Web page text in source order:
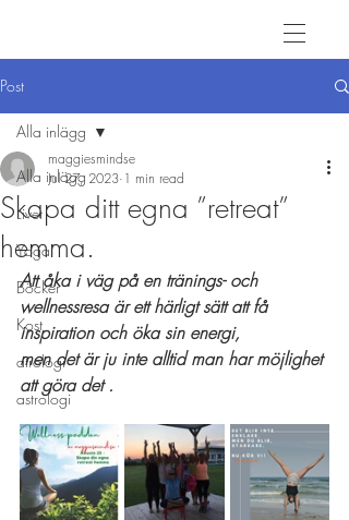
Post
Alla inlägg
Livet
Yoga
Böcker
Kost
atrologi
astrologi
Alla inlägg
Skapa ditt egna ”retreat”
hemma.
maggiesmindse
Jul 27, 2023 1 min read
Att åka i väg på en tränings- och
wellnessresa är ett härligt sätt att få
inspiration och öka sin energi,
men det är ju inte alltid man har möjlighet
att göra det .